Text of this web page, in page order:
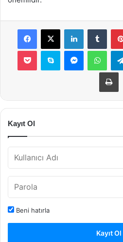
Facebook
X LinkedIn
Pocket Skype Messenger
Kayıt Ol
Beni hatırla
Kayıt Ol